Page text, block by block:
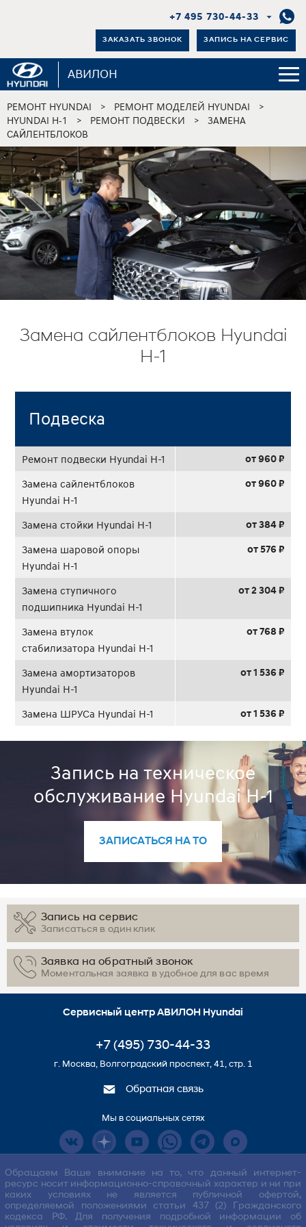
+7 495 730-44-33
ЗАКАЗАТЬ ЗВОНОК ЗАПИСЬ НА СЕРВИС
АВИЛОН
РЕМОНТ HYUNDAI > РЕМОНТ МОДЕЛЕЙ HYUNDAI >
HYUNDAI H-1 > РЕМОНТ ПОДВЕСКИ >
ЗАМЕНА
САЙЛЕНТБЛОКОВ
Замена сайлентблоков Hyundai
H-1
Подвеска
Ремонт подвески Hyundai H-1 от 960 ₽
Замена сайлентблоков
Hyundai H-1
от 960 ₽
Замена стойки Hyundai H-1 от 384 ₽
Замена шаровой опоры
Hyundai H-1
от 576 ₽
Замена ступичного
подшипника Hyundai H-1
от 2 304 ₽
Замена втулок
стабилизатора Hyundai H-1
от 768 ₽
Замена амортизаторов
Hyundai H-1
от 1 536 ₽
Замена ШРУСа Hyundai H-1 от 1 536 ₽
Запись на техническое
обслуживание Hyundai H-1
ЗАПИСАТЬСЯ НА ТО
Запись на сервис
Записаться в один клик
Заявка на обратный звонок
Моментальная заявка в удобное для вас время
Сервисный центр АВИЛОН Hyundai
+7 (495) 730-44-33
г. Москва, Волгоградский проспект, 41, стр. 1
Обратная связь
Мы в социальных сетях
Обращаем Ваше внимание на то, что данный интернет-
ресурс носит информационно-справочный характер и ни при
каких условиях не является публичной офертой,
определяемой положениями статьи 437 (2) Гражданского
кодекса РФ. Для получения подробной информации об